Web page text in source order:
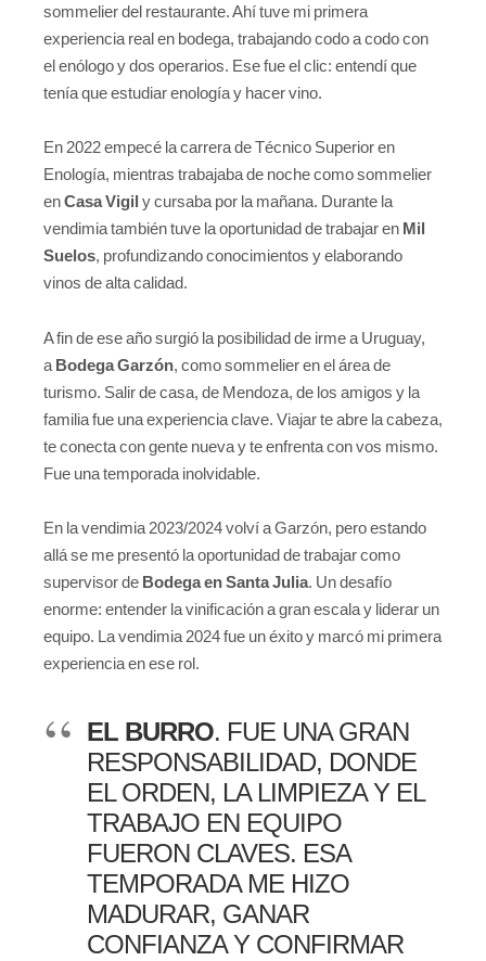
sommelier del restaurante. Ahí tuve mi primera
experiencia real en bodega, trabajando codo a codo con
el enólogo y dos operarios. Ese fue el clic: entendí que
tenía que estudiar enología y hacer vino.
En 2022 empecé la carrera de Técnico Superior en
Enología, mientras trabajaba de noche como sommelier
enCasa Vigil y cursaba por la mañana. Durante la
vendimia también tuve la oportunidad de trabajar en Mil
Suelos, profundizando conocimientos y elaborando
vinos de alta calidad.
A fin de ese año surgió la posibilidad de irme a Uruguay,
a Bodega Garzón, como sommelier en el área de
turismo. Salir de casa, de Mendoza, de los amigos y la
familia fue una experiencia clave. Viajar te abre la cabeza,
te conecta con gente nueva y te enfrenta con vos mismo.
Fue una temporada inolvidable.
En la vendimia 2023/2024 volví a Garzón, pero estando
allá se me presentó la oportunidad de trabajar como
supervisor de Bodega en Santa Julia. Un desafío
enorme: entender la vinificación a gran escala y liderar un
equipo. La vendimia 2024 fue un éxito y marcó mi primera
experiencia en ese rol.
EL BURRO. FUE UNA GRAN
RESPONSABILIDAD, DONDE
EL ORDEN, LA LIMPIEZA Y EL
TRABAJO EN EQUIPO
FUERON CLAVES. ESA
TEMPORADA ME HIZO
MADURAR, GANAR
CONFIANZA Y CONFIRMAR